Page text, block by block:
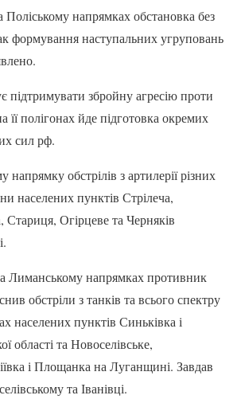
напрямках обстановка без
формування наступальних угруповань
підтримувати збройну агресію проти
її полігонах йде підготовка окремих
сил рф.
обстрілів з артилерії різних
населених пунктів Стрілеча,
Огірцеве та Черняків
Лиманському напрямках противник
обстріли з танків та всього спектру
населених пунктів Синьківка і
області та Новоселівське,
і Площанка на Луганщині. Завдав
та Іванівці.